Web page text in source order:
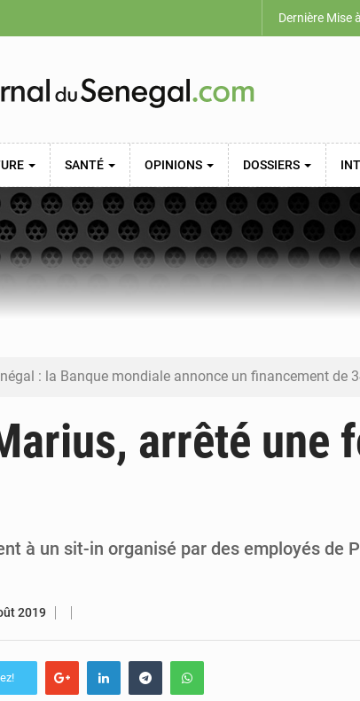
Dernière Mise
SANTÉ OPINIONS DOSSIERS
: la Banque mondiale annonce un financement de 340 milliards FCFA pour soutenir les priorités de la Vision
: les subventions à l’énergie bondissent à 729 milliards FCFA pour contenir les prix des carburants et de
arrêté une
à un sit-in organisé par des employés de
2019